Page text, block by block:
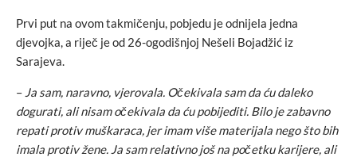
Prvi put na ovom takmičenju, pobjedu je odnijela jedna
djevojka, a riječ je od 26-ogodišnjoj Nešeli Bojadžić iz
Sarajeva.
– Ja sam, naravno, vjerovala. Očekivala sam da ću daleko
dogurati, ali nisam očekivala da ću pobijediti. Bilo je zabavno
repati protiv muškaraca, jer imam više materijala nego što bih
imala protiv žene. Ja sam relativno još na početku karijere, ali